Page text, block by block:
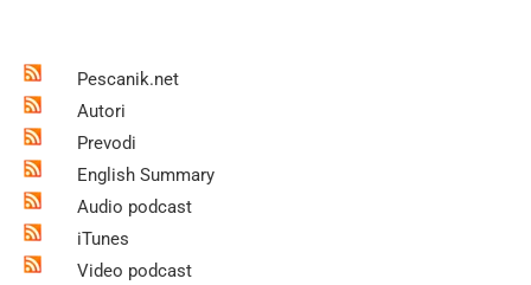
Pescanik.net
Autori
Prevodi
English Summary
Audio podcast
iTunes
Video podcast